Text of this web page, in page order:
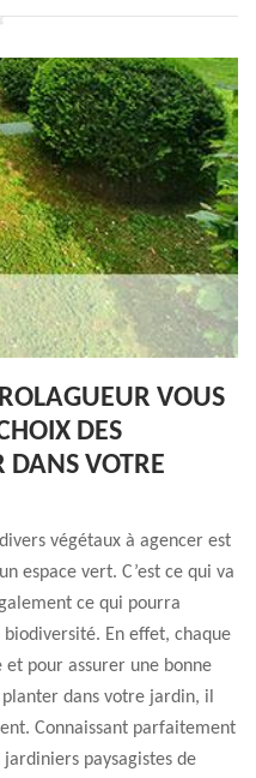
VOUS
DES
DANS VOTRE
végétaux à agencer est
espace vert. C’est ce qui va
ce qui pourra
En effet, chaque
pour assurer une bonne
dans votre jardin, il
Connaissant parfaitement
paysagistes de